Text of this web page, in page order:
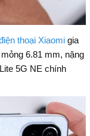
thoại Xiaomigia
6.81 mm, nặng
5G NE chính